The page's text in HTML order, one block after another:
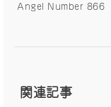
Angel Number 866
関連記事